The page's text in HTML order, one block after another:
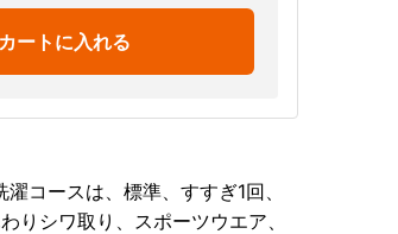
カートに入れる
コースは、標準、すすぎ1回、
シワ取り、スポーツウエア、